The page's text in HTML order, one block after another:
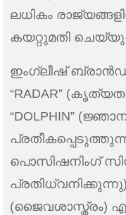
ലധികം
കയറ്റുമതി
ഇംഗ്ലീഷ് ബ്രാൻഡ്
“RADAR”
“DOLPHIN”
പൊസിഷനിംഗ്
പ്രതിധ്വനിക്കുന്നു),
(ജൈവശാസ്ത്രം)